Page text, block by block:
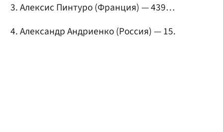
Алексис Пинтуро (Франция) — 439…
Александр Андриенко (Россия) — 15.